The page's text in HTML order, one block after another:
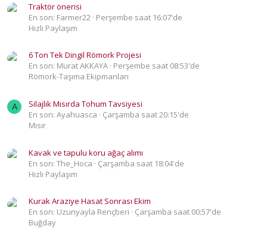
Traktör önerisi
En son: Farmer22
Perşembe saat 16:07'de
Hızlı Paylaşım
6 Ton Tek Dingil Römork Projesi
En son: Murat AKKAYA Perşembe saat 08:53'de
Römork-Taşıma Ekipmanları
A
Silajlık Mısırda Tohum Tavsiyesi
En son: Ayahuasca
Çarşamba saat 20:15'de
Mısır
Kavak ve tapulu koru ağaç alımı
En son: The_Hoca
Çarşamba saat 18:04'de
Hızlı Paylaşım
Kurak Araziye Hasat Sonrası Ekim
En son: Uzunyayla Rençberi
Çarşamba saat 00:57'de
Buğday